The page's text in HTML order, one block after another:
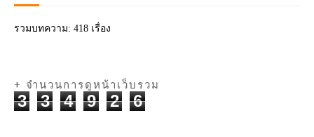
รวมบทความ: 418 เรื่อง
+ จำนวนการดูหน้าเว็บรวม
3 3 4 9 2 6